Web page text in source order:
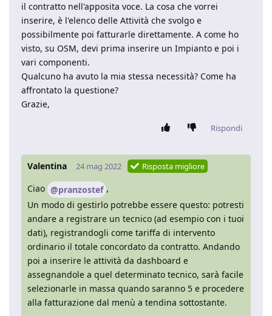
il contratto nell'apposita voce. La cosa che vorrei
inserire, è l'elenco delle Attività che svolgo e
possibilmente poi fatturarle direttamente. A come ho
visto, su OSM, devi prima inserire un Impianto e poi i
vari componenti.
Qualcuno ha avuto la mia stessa necessità? Come ha
affrontato la questione?
Grazie,
Rispondi
Valentina 24 mag 2022 Risposta migliore
Ciao @pranzostef ,
Un modo di gestirlo potrebbe essere questo: potresti
andare a registrare un tecnico (ad esempio con i tuoi
dati), registrandogli come tariffa di intervento
ordinario il totale concordato da contratto. Andando
poi a inserire le attività da dashboard e
assegnandole a quel determinato tecnico, sarà facile
selezionarle in massa quando saranno 5 e procedere
alla fatturazione dal menù a tendina sottostante.